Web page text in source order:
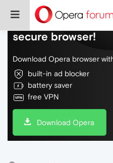
Do more on the
secure browser!
Download Opera browser
built-in ad blocker
battery saver
free VPN
Download Opera